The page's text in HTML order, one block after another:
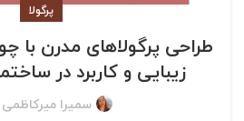
پرگولا
طراحی پرگولاهای مدرن با
زیبایی و کاربرد در
سمیرا میرکاظمی